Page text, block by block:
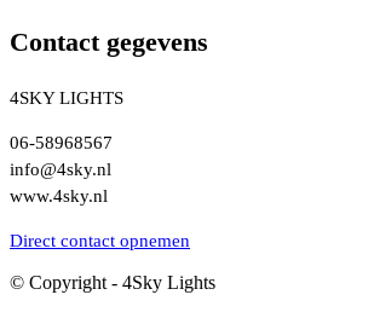
Contact gegevens
4SKY LIGHTS
06-58968567
info@4sky.nl
www.4sky.nl
Direct contact opnemen
© Copyright - 4Sky Lights